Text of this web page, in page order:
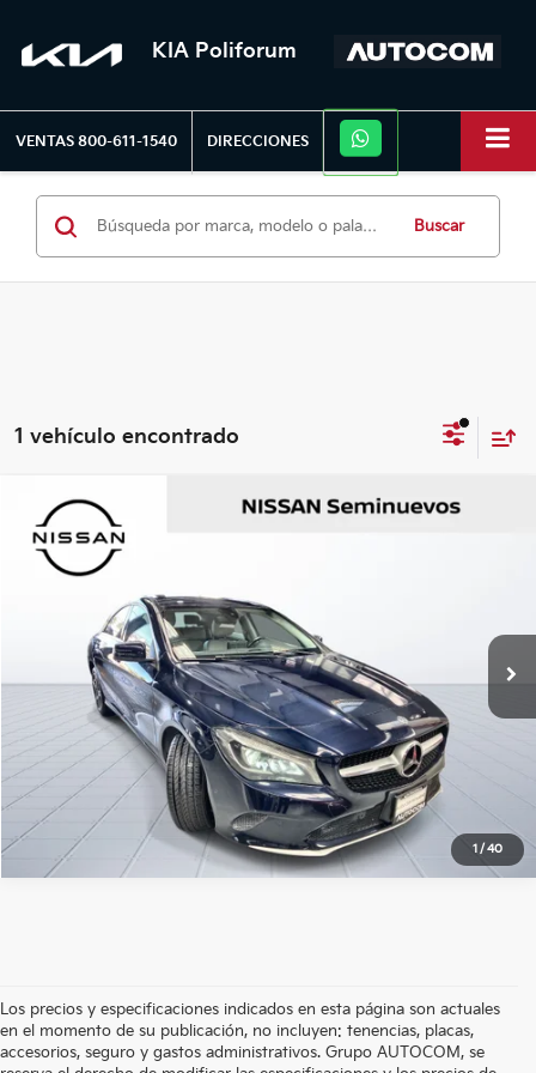
KIA Poliforum
VENTAS 800-611-1540 DIRECCIONES
Buscar
1 vehículo encontrado
1 /40
2019 Mercedes-Benz CLASE CLA200 SPORT
Nissan Autocom Morelia Chapultepec
Disponible 103,949 km Int.
OBTÉN UNA COTIZACIÓN
OBTÉN FINANCIAMIENTO
CLICK TO CALL
Comparar vehículo
Los precios y especificaciones indicados en esta página son actuales
en el momento de su publicación, no incluyen: tenencias, placas,
accesorios, seguro y gastos administrativos. Grupo AUTOCOM, se